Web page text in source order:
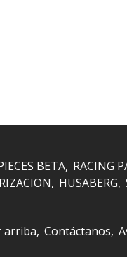
BETA RACING
HUSABERG
arriba Contáctanos